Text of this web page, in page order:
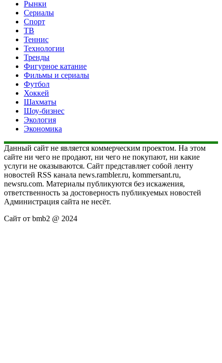
Рынки
Сериалы
Спорт
ТВ
Теннис
Технологии
Тренды
Фигурное катание
Фильмы и сериалы
Футбол
Хоккей
Шахматы
Шоу-бизнес
Экология
Экономика
Данный сайт не является коммерческим проектом. На этом
сайте ни чего не продают, ни чего не покупают, ни какие
услуги не оказываются. Сайт представляет собой ленту
новостей RSS канала news.rambler.ru, kommersant.ru,
newsru.com. Материалы публикуются без искажения,
ответственность за достоверность публикуемых новостей
Администрация сайта не несёт.
Сайт от bmb2 @ 2024